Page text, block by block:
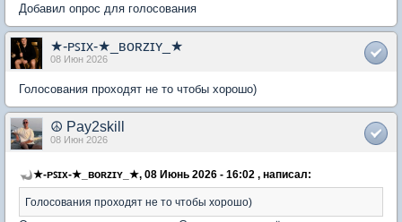
Добавил опрос для голосования
★-ᴘꜱɪx-★_ʙᴏʀᴢɪʏ_★
08 Июн 2026
Голосования проходят не то чтобы хорошо)
☮ Pay2skill
08 Июн 2026
★-ᴘꜱɪx-★_ʙᴏʀᴢɪʏ_★, 08 Июнь 2026 - 16:02 , написал:
Голосования проходят не то чтобы хорошо)